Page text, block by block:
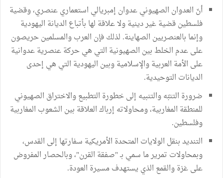
أنّ العدوان الصهيوني عدوان إمبريالي استعماري عنصري، وقضية
فلسطين قضية غير دينية ولا علاقة لها بأتباع الديانة اليهودية
وإنما بالعنصريين الصهاينة. لذلك فإن العرب والمسلمين حريصون
على عدم الخلط بين الصهيونية التي هي حركة عنصرية عدوانية
على الأمة العربية والإسلامية وبين اليهودية التي هي إحدى
الديانات التوحيدية.
ضرورة التنبّه والتنبيه إلى خطورة التطبيع والاختراق الصهيوني
للمنطقة المغاربية، ومحاولاته إرباك العلاقة بين الشعوب المغاربية
وفلسطين.
التنديد بنقل الولايات المتحدة الأمريكية سفارتها إلى القدس،
وبمحاولات تمرير ما سمي بـ "صفقة القرن"، وبالحصار المفروض
على غزة والقمع الذي يستهدف مسيرة العودة.